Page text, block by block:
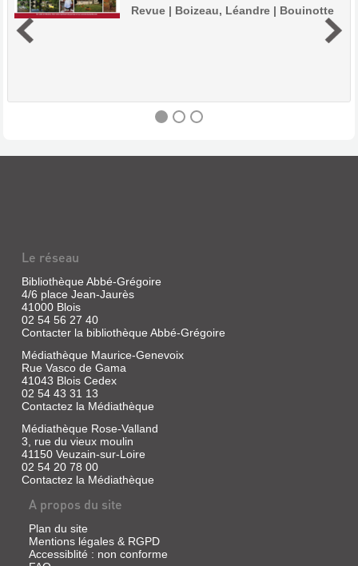
Revue | Boizeau, Léandre | Bouinotte
MAGAZINE
DU
BERRY
Revue
Boizeau,
Léandre
Bouinotte
ILS
SONT
INNOCENTS!
L'AFFAIRE
DU
CRIME
Le réseau
Bibliothèque Abbé-Grégoire
4/6 place Jean-Jaurès
41000 Blois
02 54 56 27 40
Contacter la bibliothèque Abbé-Grégoire
Médiathèque Maurice-Genevoix
Rue Vasco de Gama
41043 Blois Cedex
02 54 43 31 13
Contactez la Médiathèque
Médiathèque Rose-Valland
3, rue du vieux moulin
41150 Veuzain-sur-Loire
02 54 20 78 00
Contactez la Médiathèque
A propos du site
Plan du site
Mentions légales & RGPD
Accessiblité : non conforme